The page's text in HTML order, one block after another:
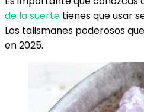
de la suerte tienes que usar
Los talismanes poderosos
en 2025.